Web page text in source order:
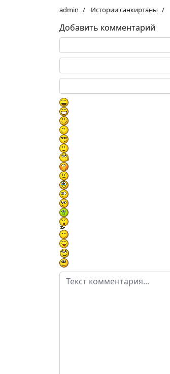
admin Истории санкиртаны
Добавить комментарий
Текст комментария